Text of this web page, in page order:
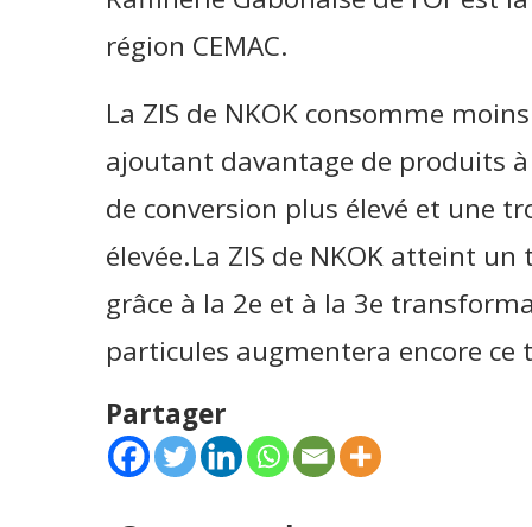
région CEMAC.
La ZIS de NKOK consomme
ajoutant davantage de produits
de conversion plus élevé et une
élevée.La ZIS de NKOK atteint
grâce à la 2e et à la 3e
particules augmentera encore ce
Partager